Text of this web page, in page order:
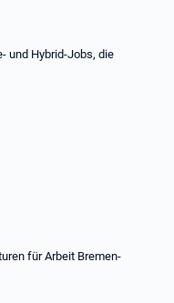
und Hybrid-Jobs, die
für Arbeit Bremen-